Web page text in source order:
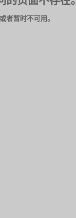
者暂时不可用。